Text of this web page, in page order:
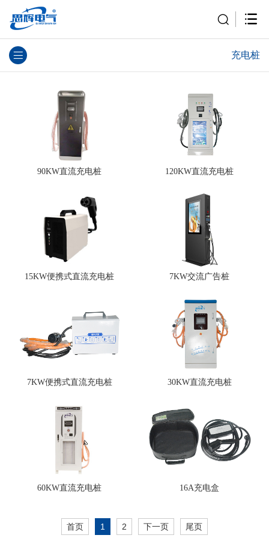
充电桩
90KW直流充电桩 120KW直流充电桩
15KW便携式直流充电桩 7KW交流广告桩
7KW便携式直流充电桩 30KW直流充电桩
60KW直流充电桩 16A充电盒
首页 1 2 下一页 尾页